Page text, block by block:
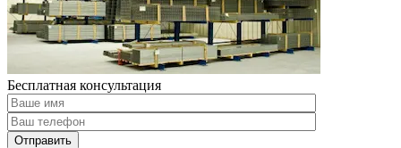
Бесплатная консультация
Отправить